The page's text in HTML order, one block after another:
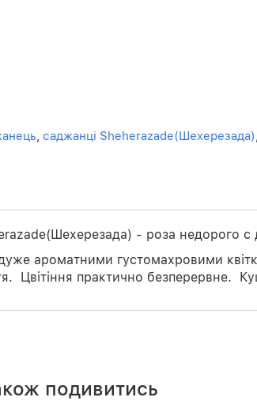
, саджанці Sheherazade(Шехерезада),
- роза недорого с
ароматними густомахровими
Цвітіння практично безперервне.
подивитись